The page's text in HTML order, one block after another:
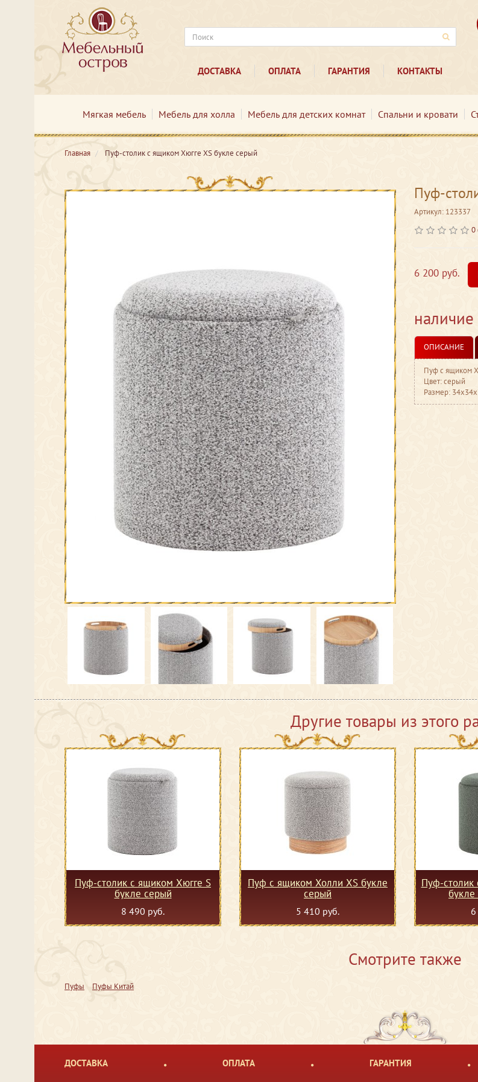
ДОСТАВКА ОПЛАТА ГАРАНТИЯ КОНТАКТЫ
Мягкая мебель Мебель для холла Мебель для детских комнат Спальни и кровати
Главная Пуф-столик с ящиком Хюгге XS букле серый
Пуф-
Артикул: 123337
0
6 200 руб.
наличие
ОПИСАНИЕ
Пуф с ящиком
Цвет: серый
Размер:
Другие товары из этого
Пуф-столик с ящиком Хюгге S
букле серый
8 490 руб.
Пуф с ящиком Холли XS букле
серый
5 410 руб.
Пуф-столик
Смотрите также
Пуфы Пуфы Китай
ДОСТАВКА ОПЛАТА ГАРАНТИЯ